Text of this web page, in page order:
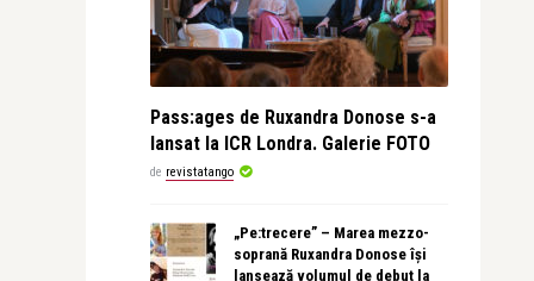
Pass:ages de Ruxandra Donose s-a
lansat la ICR Londra. Galerie FOTO
de revistatango
„Pe:trecere” – Marea mezzo-
soprană Ruxandra Donose își
lansează volumul de debut la